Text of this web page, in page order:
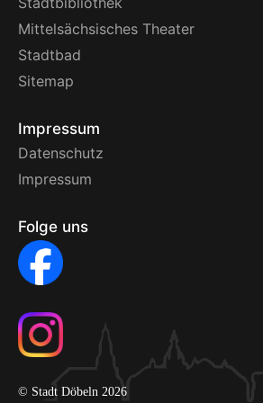
Mittelsächsisches Theater
Stadtbad
Sitemap
Impressum
Datenschutz
Impressum
Folge uns
© Stadt Döbeln 2026